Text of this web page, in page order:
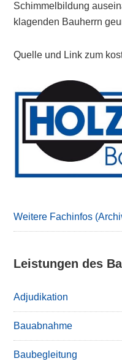
Schimmelbildung
klagenden Bauherrn
Quelle und Link zum
Primary
Sidebar
Weitere Fachinfos
Leistungen des
Adjudikation
Bauabnahme
Baubegleitung